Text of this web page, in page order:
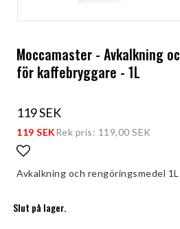
Moccamaster - Avkalkning
för kaffebryggare - 1L
119 SEK
119 SEKRek pris: 119,00 SEK
Lägg till i favoritlistan
Avkalkning och rengöringsmedel 1L
Slut på lager.